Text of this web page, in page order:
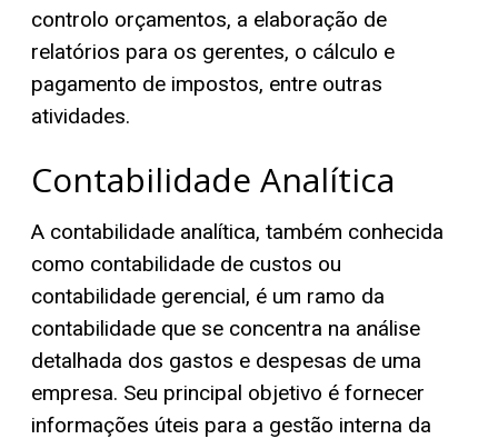
controlo orçamentos, a elaboração de
relatórios para os gerentes, o cálculo e
pagamento de impostos, entre outras
atividades.
Contabilidade Analítica
A contabilidade analítica, também conhecida
como contabilidade de custos ou
contabilidade gerencial, é um ramo da
contabilidade que se concentra na análise
detalhada dos gastos e despesas de uma
empresa. Seu principal objetivo é fornecer
informações úteis para a gestão interna da